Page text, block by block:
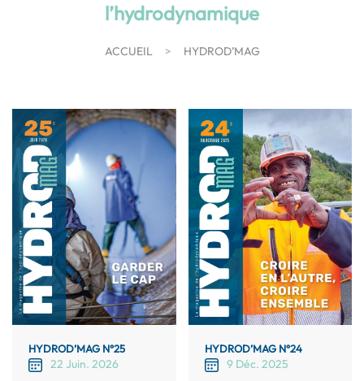
l’hydrodynamique
ACCUEIL HYDROD’MAG
HYDROD’MAG N°25
22 Juin. 2026
HYDROD’MAG N°24
9 Déc. 2025